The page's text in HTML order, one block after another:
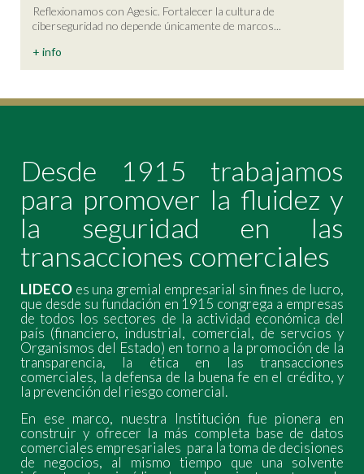
Reflexionamos con Agesic. Fortalecer la cultura de
ciberseguridad no depende únicamente de marcos...
+ info
Desde 1915 trabajamos
para promover la fluidez y
la seguridad en las
transacciones comerciales
LIDECO es una gremial empresarial sin fines de lucro,
que desde su fundación en 1915 congrega a empresas
de todos los sectores de la actividad económica del
país (financiero, industrial, comercial, de servcios y
Organismos del Estado) en torno a la promoción de la
transparencia, la ética en las transacciones
comerciales, la defensa de la buena fe en el crédito, y
la prevención del riesgo comercial.
En ese marco, nuestra Institución fue pionera en
construir y ofrecer la más completa base de datos
comerciales empresariales para la toma de decisiones
de negocios, al mismo tiempo que una solvente